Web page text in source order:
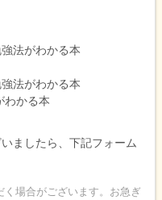
法がわかる本
法がわかる本
わかる本
ましたら、下記フォーム
場合がございます。お急ぎ